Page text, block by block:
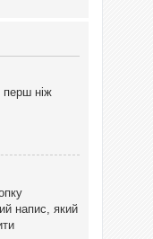
перш ніж
напис, який